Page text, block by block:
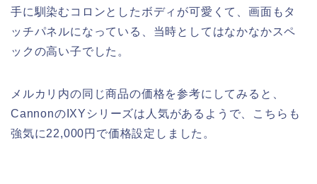
手に馴染むコロンとしたボディが可愛くて、画面もタ
ッチパネルになっている、当時としてはなかなかスペ
ックの高い子でした。
メルカリ内の同じ商品の価格を参考にしてみると、
CannonのIXYシリーズは人気があるようで、こちらも
強気に22,000円で価格設定しました。